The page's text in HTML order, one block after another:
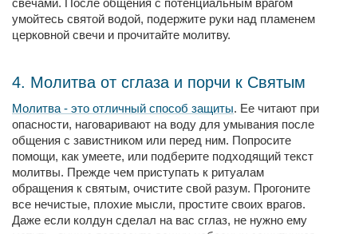
свечами. После общения с потенциальным врагом
умойтесь святой водой, подержите руки над пламенем
церковной свечи и прочитайте молитву.
4. Молитва от сглаза и порчи к Святым
Молитва - это отличный способ защиты. Ее читают при
опасности, наговаривают на воду для умывания после
общения с завистником или перед ним. Попросите
помощи, как умеете, или подберите подходящий текст
молитвы. Прежде чем приступать к ритуалам
обращения к святым, очистите свой разум. Прогоните
все нечистые, плохие мысли, простите своих врагов.
Даже если колдун сделал на вас сглаз, не нужно ему